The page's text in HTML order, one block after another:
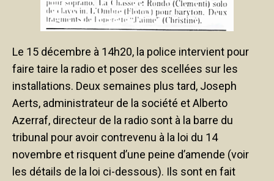
Le 15 décembre à 14h20, la police intervient pour
faire taire la radio et poser des scellées sur les
installations. Deux semaines plus tard, Joseph
Aerts, administrateur de la société et Alberto
Azerraf, directeur de la radio sont à la barre du
tribunal pour avoir contrevenu à la loi du 14
novembre et risquent d’une peine d’amende (voir
les détails de la loi ci-dessous). Ils sont en fait